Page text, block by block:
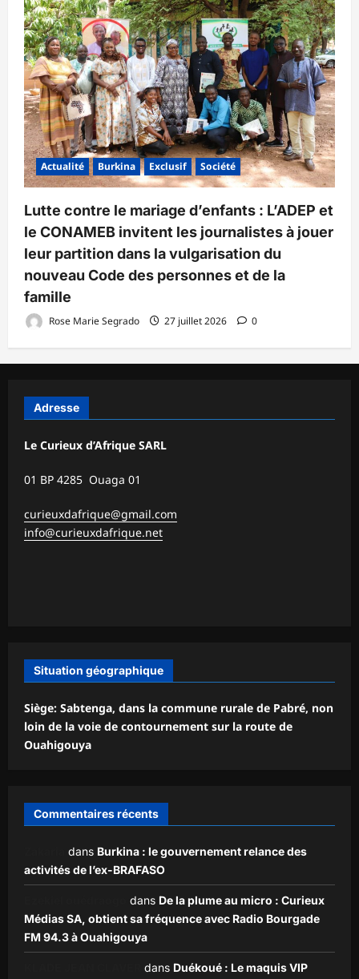
Actualité Burkina Exclusif Société
Lutte contre le mariage d’enfants : L’ADEP et
le CONAMEB invitent les journalistes à jouer
leur partition dans la vulgarisation du
nouveau Code des personnes et de la
famille
Rose Marie Segrado 27 juillet 2026 0
Adresse
Le Curieux d’Afrique SARL
01 BP 4285 Ouaga 01
curieuxdafrique@gmail.com
info@curieuxdafrique.net
Situation géographique
Siège: Sabtenga, dans la commune rurale de Pabré, non
loin de la voie de contournement sur la route de
Ouahigouya
Commentaires récents
dans Burkina : le gouvernement relance des
activités de l’ex-BRAFASO
dans De la plume au micro : Curieux
Médias SA, obtient sa fréquence avec Radio Bourgade
FM 94.3 à Ouahigouya
dans Duékoué : Le maquis VIP